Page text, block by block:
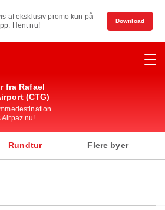
af eksklusiv promo kun på
Hent nu!
Download
fra Rafael
(CTG)
Airpaz nu!
Rundtur Flere byer